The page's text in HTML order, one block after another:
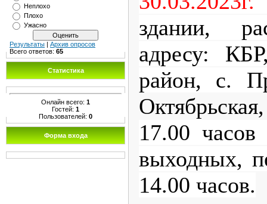
Неплохо
Плохо
Ужасно
Результаты | Архив опросов
Всего ответов: 65
Статистика
Онлайн всего: 1
Гостей: 1
Пользователей: 0
Форма входа
здании,
адресу:
район, с.
17.00
выходных,
14.00 часов.